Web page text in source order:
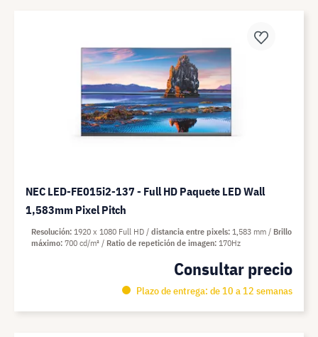
NEC LED-FE015i2-137 - Full HD Paquete LED Wall
1,583mm Pixel Pitch
Consultar precio
Plazo de entrega: de 10 a 12 semanas
Resolución 1920 x 1080 Full HD distancia entre pixels 1,583 mm
Brillo
máximo 700 cd/m² Ratio de repetición de imagen 170Hz